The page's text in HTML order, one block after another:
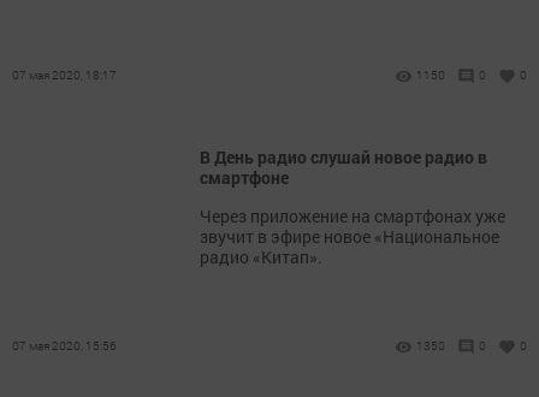
07 мая 2020, 18:17 1150 0 0
В День радио слушай новое радио в
смартфоне
Через приложение на смартфонах уже
звучит в эфире новое «Национальное
радио «Китап».
07 мая 2020, 15:56 1350 0 0